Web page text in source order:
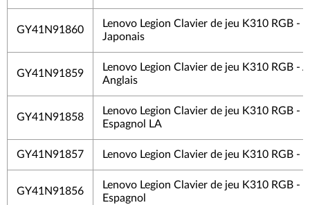
GY41N91860
Lenovo Legion Clavier de jeu K310 RGB -
Japonais
GY41N91859
Lenovo Legion Clavier de jeu K310 RGB -
Anglais
GY41N91858
Lenovo Legion Clavier de jeu K310 RGB -
Espagnol LA
GY41N91857 Lenovo Legion Clavier de jeu K310 RGB -
GY41N91856
Lenovo Legion Clavier de jeu K310 RGB -
Espagnol